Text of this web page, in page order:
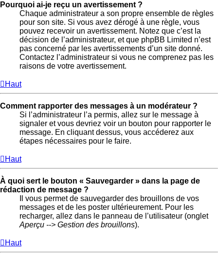
Pourquoi ai-je reçu un avertissement ?
Chaque administrateur a son propre ensemble de règles
pour son site. Si vous avez dérogé à une règle, vous
pouvez recevoir un avertissement. Notez que c’est la
décision de l’administrateur, et que phpBB Limited n’est
pas concerné par les avertissements d’un site donné.
Contactez l’administrateur si vous ne comprenez pas les
raisons de votre avertissement.
Haut
Comment rapporter des messages à un modérateur ?
Si l’administrateur l’a permis, allez sur le message à
signaler et vous devriez voir un bouton pour rapporter le
message. En cliquant dessus, vous accéderez aux
étapes nécessaires pour le faire.
Haut
À quoi sert le bouton « Sauvegarder » dans la page de
rédaction de message ?
Il vous permet de sauvegarder des brouillons de vos
messages et de les poster ultérieurement. Pour les
recharger, allez dans le panneau de l’utilisateur (onglet
Aperçu --> Gestion des brouillons).
Haut